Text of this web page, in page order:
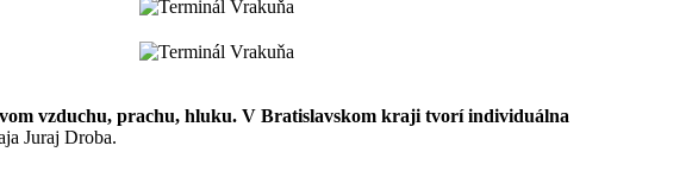
vzduchu, prachu, hluku. V Bratislavskom kraji tvorí individuálna
Juraj Droba.